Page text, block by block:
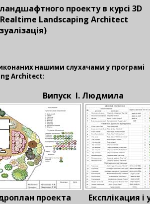
проектув курсі 3D
Landscaping Architect
нашими слухачами у програмі
Architect:
Випуск І. Людмила
проекта Експлікация